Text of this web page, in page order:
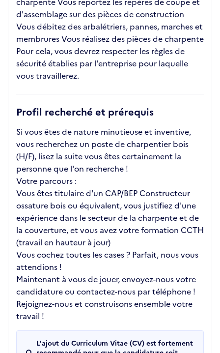
d'assemblage sur des pièces de construction
Vous débitez des arbalétriers, pannes, marches et
membrures Vous réalisez des pièces de charpente
Pour cela, vous devrez respecter les règles de
sécurité établies par l'entreprise pour laquelle
vous travaillerez.
Profil recherché et prérequis
Si vous êtes de nature minutieuse et inventive,
vous recherchez un poste de charpentier bois
(H/F), lisez la suite vous êtes certainement la
personne que l'on recherche !
Votre parcours :
Vous êtes titulaire d'un CAP/BEP Constructeur
ossature bois ou équivalent, vous justifiez d'une
expérience dans le secteur de la charpente et de
la couverture, et vous avez votre formation CCTH
(travail en hauteur à jour)
Vous cochez toutes les cases ? Parfait, nous vous
attendions !
Maintenant à vous de jouer, envoyez-nous votre
candidature ou contactez-nous par téléphone !
Rejoignez-nous et construisons ensemble votre
travail !
L'ajout du Curriculum Vitae (CV) est fortement